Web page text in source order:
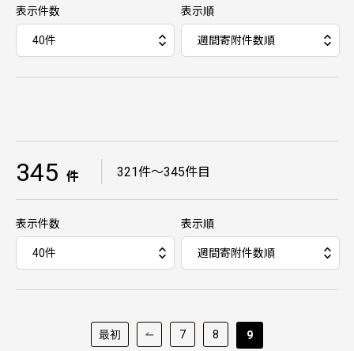
表示件数 表示順
345 件 321件～345件目
表示件数 表示順
最初 7 8 9